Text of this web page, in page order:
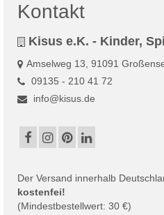
Kontakt
Kisus e.K. - Kinder,
Amselweg 13, 91091
09135 - 210 41 72
info@kisus.de
Der Versand innerhalb
kostenfei!
(Mindestbestellwert: 30 €)